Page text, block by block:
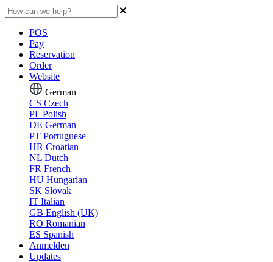
POS
Pay
Reservation
Order
Website
German
CS Czech
PL Polish
DE German
PT Portuguese
HR Croatian
NL Dutch
FR French
HU Hungarian
SK Slovak
IT Italian
GB English (UK)
RO Romanian
ES Spanish
Anmelden
Updates